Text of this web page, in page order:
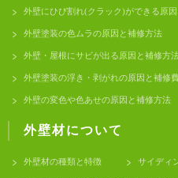
外壁にひび割れ(クラック)ができる原
外壁塗装の色ムラの原因と補修方法
外壁・屋根にサビが出る原因と補修方
外壁塗装の浮き・剥がれの原因と補修
外壁の変色や色あせの原因と補修方法
外壁材について
外壁材の種類と特徴 サイディ